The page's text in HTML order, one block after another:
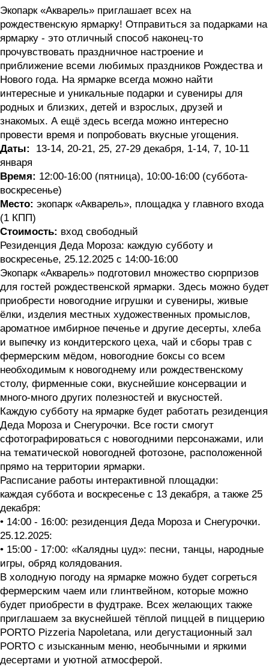
Экопарк «Акварель» приглашает всех на
рождественскую ярмарку! Отправиться за подарками на
ярмарку - это отличный способ наконец-то
прочувствовать праздничное настроение и
приближение всеми любимых праздников Рождества и
Нового года. На ярмарке всегда можно найти
интересные и уникальные подарки и сувениры для
родных и близких, детей и взрослых, друзей и
знакомых. А ещё здесь всегда можно интересно
провести время и попробовать вкусные угощения.
Даты:
13-14, 20-21, 25, 27-29 декабря, 1-14, 7, 10-11
января
Время: 12:00-16:00 (пятница), 10:00-16:00 (суббота-
воскресенье)
Место: экопарк «Акварель», площадка у главного входа
(1 КПП)
Стоимость: вход свободный
Резиденция Деда Мороза: каждую субботу и
воскресенье, 25.12.2025 с 14:00-16:00
Экопарк «Акварель» подготовил множество сюрпризов
для гостей рождественской ярмарки. Здесь можно будет
приобрести новогодние игрушки и сувениры, живые
ёлки, изделия местных художественных промыслов,
ароматное имбирное печенье и другие десерты, хлеба
и выпечку из кондитерского цеха, чай и сборы трав с
фермерским мёдом, новогодние боксы со всем
необходимым к новогоднему или рождественскому
столу, фирменные соки, вкуснейшие консервации и
много-много других полезностей и вкусностей.
Каждую субботу на ярмарке будет работать резиденция
Деда Мороза и Снегурочки. Все гости смогут
сфотографироваться с новогодними персонажами, или
на тематической новогодней фотозоне, расположенной
прямо на территории ярмарки.
Расписание работы интерактивной площадки:
каждая суббота и воскресенье с 13 декабря, а также 25
декабря:
• 14:00 - 16:00: резиденция Деда Мороза и Снегурочки.
25.12.2025:
• 15:00 - 17:00: «Калядны цуд»: песни, танцы, народные
игры, обряд колядования.
В холодную погоду на ярмарке можно будет согреться
фермерским чаем или глинтвейном, которые можно
будет приобрести в фудтраке. Всех желающих также
приглашаем за вкуснейшей тёплой пиццей в пиццерию
PORTO Pizzeria Napoletana, или дегустационный зал
PORTO с изысканным меню, необычными и яркими
десертами и уютной атмосферой.